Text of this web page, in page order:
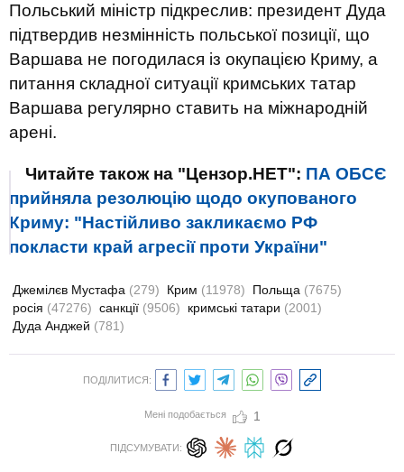
Польський міністр підкреслив: президент Дуда
підтвердив незмінність польської позиції, що
Варшава не погодилася із окупацією Криму, а
питання складної ситуації кримських татар
Варшава регулярно ставить на міжнародній
арені.
Читайте також на "Цензор.НЕТ": ПА ОБСЄ
прийняла резолюцію щодо окупованого
Криму: "Настійливо закликаємо РФ
покласти край агресії проти України"
Джемілєв Мустафа (279) Крим (11978) Польща (7675)
росія (47276) санкції (9506) кримські татари (2001)
Дуда Анджей (781)
ПОДІЛИТИСЯ:
Мені подобається 1
ПІДСУМУВАТИ: